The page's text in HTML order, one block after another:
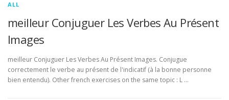
ALL
meilleur Conjuguer Les Verbes Au Présent
Images
meilleur Conjuguer Les Verbes Au Présent Images. Conjugue
correctement le verbe au présent de l'indicatif (à la bonne personne
bien entendu). Other french exercises on the same topic : L …